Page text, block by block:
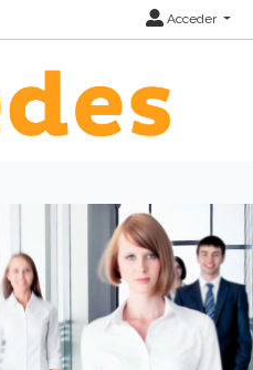
Acceder